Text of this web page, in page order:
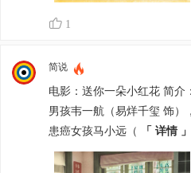
1
简说
电影：送你一朵小红花 简介
男孩韦一航（易烊千玺 饰）
患癌女孩马小远（
「 详情 」